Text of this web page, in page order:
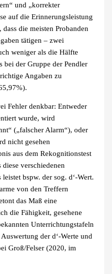
und „korrekter
auf die Erinnerungsleistung
die meisten Probanden
tätigen – zwei
weniger als die Hälfte
bei der Gruppe der Pendler
Angaben zu
Fehler denkbar: Entweder
wurde, wird
(„falscher Alarm“), oder
nicht gesehen
aus dem Rekognitionstest
verschiedenen
bspw. der sog. d‘-Wert.
von den Treffern
das Maß eine
die Fähigkeit, gesehene
Unterrichtungstafeln
der d‘-Werte und
Groß/Felser (2020, im